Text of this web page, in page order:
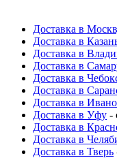
Доставка в
Доставка в
Доставка в
Доставка в
Доставка в
Доставка в
Доставка в
Доставка в Уфу -
Доставка в
Доставка в
Доставка в Тверь